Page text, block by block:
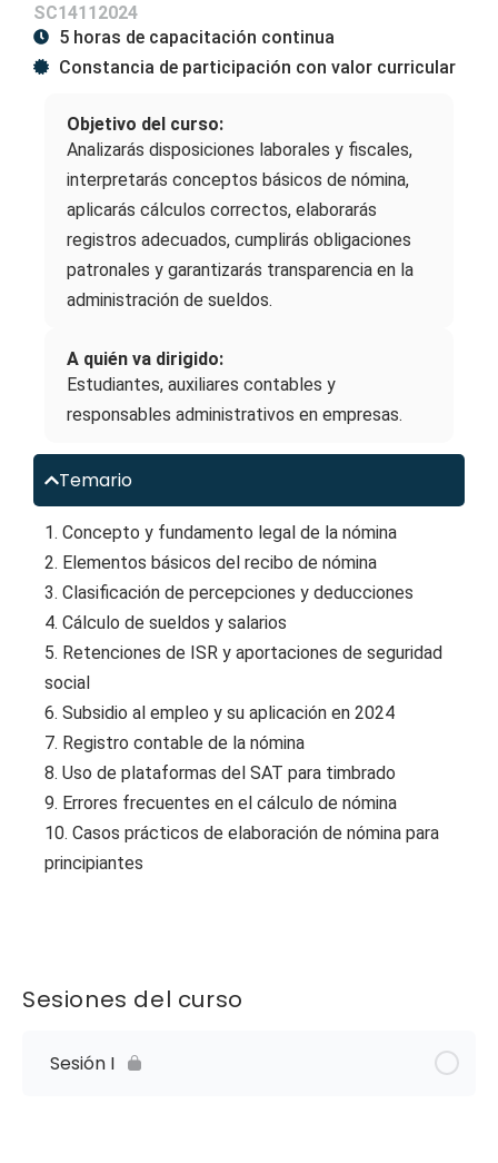
SC14112024
5 horas de capacitación continua
Constancia de participación con valor curricular
Objetivo del curso:
Analizarás disposiciones laborales y fiscales,
interpretarás conceptos básicos de nómina,
aplicarás cálculos correctos, elaborarás
registros adecuados, cumplirás obligaciones
patronales y garantizarás transparencia en la
administración de sueldos.
A quién va dirigido:
Estudiantes, auxiliares contables y
responsables administrativos en empresas.
Temario
1. Concepto y fundamento legal de la nómina
2. Elementos básicos del recibo de nómina
3. Clasificación de percepciones y deducciones
4. Cálculo de sueldos y salarios
5. Retenciones de ISR y aportaciones de seguridad
social
6. Subsidio al empleo y su aplicación en 2024
7. Registro contable de la nómina
8. Uso de plataformas del SAT para timbrado
9. Errores frecuentes en el cálculo de nómina
10. Casos prácticos de elaboración de nómina para
principiantes
Sesiones del curso
Sesión I